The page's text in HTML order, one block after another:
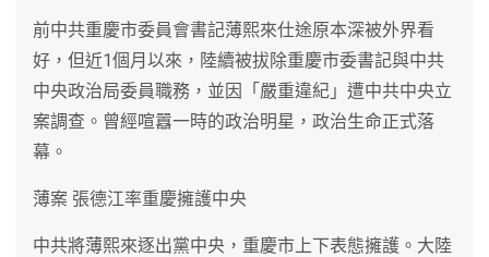
前中共重慶市委員會書記薄熙來仕途原本深被外界看
好，但近1個月以來，陸續被拔除重慶市委書記與中共
中央政治局委員職務，並因「嚴重違紀」遭中共中央立
案調查。曾經喧囂一時的政治明星，政治生命正式落
幕。
薄案 張德江率重慶擁護中央
中共將薄熙來逐出黨中央，重慶市上下表態擁護。大陸